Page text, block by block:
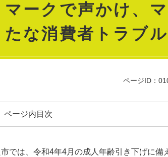
マークで声かけ、
たな消費者トラブル
ページID：
ページ内目次
では、令和4年4月の成人年齢引き下げに